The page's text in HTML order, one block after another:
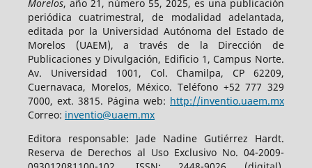
Morelos, año 21, número 55, 2025, es una publicación
periódica cuatrimestral, de modalidad adelantada,
editada por la Universidad Autónoma del Estado de
Morelos (UAEM), a través de la Dirección de
Publicaciones y Divulgación, Edificio 1, Campus Norte.
Av. Universidad 1001, Col. Chamilpa, CP 62209,
Cuernavaca, Morelos, México. Teléfono +52 777 329
7000, ext. 3815. Página web: http://inventio.uaem.mx
Correo: inventio@uaem.mx
Editora responsable: Jade Nadine Gutiérrez Hardt.
Reserva de Derechos al Uso Exclusivo No. 04-2009-